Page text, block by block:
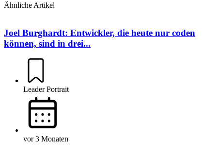
Ähnliche Artikel
Joel Burghardt: Entwickler, die heute nur coden
können, sind in drei...
Leader Portrait
vor 3 Monaten